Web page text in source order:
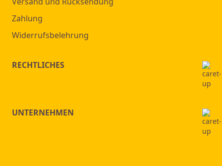
Zahlung
Widerrufsbelehrung
RECHTLICHES
UNTERNEHMEN